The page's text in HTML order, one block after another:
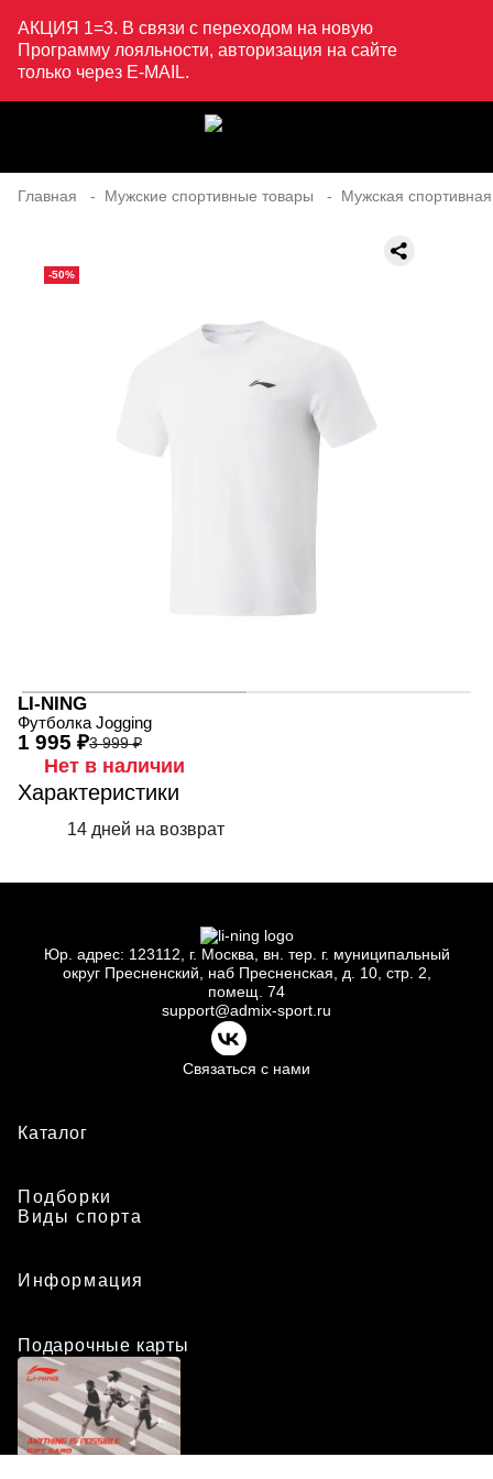
АКЦИЯ 1=3. В связи с переходом на новую
Программу лояльности, авторизация на сайте
только через E-MAIL.
Главная Мужские спортивные товары Мужская
-50%
LI-NING
Футболка Jogging
3 999 ₽
1 995 ₽
Нет в наличии
Характеристики
14 дней на возврат
Юр. адрес: 123112, г. Москва, вн. тер. г. муниципальный
округ Пресненский, наб Пресненская, д. 10, стр. 2,
помещ. 74
support@admix-sport.ru
Связаться с нами
Каталог
Подборки
Виды спорта
Информация
Подарочные карты